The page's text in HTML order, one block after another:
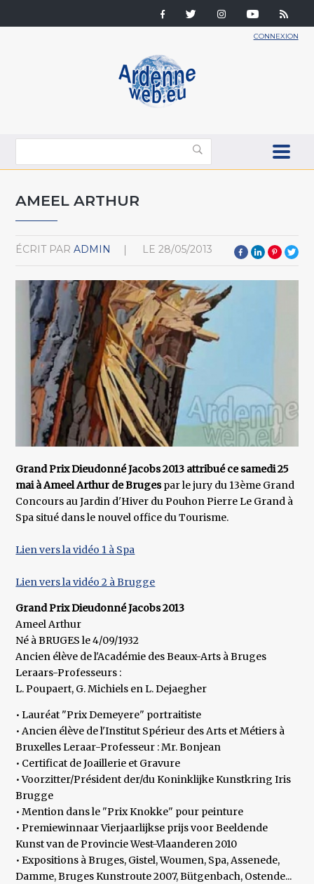
CONNEXION
AMEEL ARTHUR
ÉCRIT PAR ADMIN LE 28/05/2013
Grand Prix Dieudonné Jacobs 2013 attribué ce samedi 25
mai à Ameel Arthur de Brugespar le jury du 13ème Grand
Concours au Jardin d'Hiver du Pouhon Pierre Le Grand à
Spa situé dans le nouvel office du Tourisme.
Lien vers la vidéo 1 à Spa
Lien vers la vidéo 2 à Brugge
Grand Prix Dieudonné Jacobs 2013
Ameel Arthur
Né à BRUGES le 4/09/1932
Ancien élève de l'Académie des Beaux-Arts à Bruges
Leraars-Professeurs :
L. Poupaert, G. Michiels en L. Dejaegher
• Lauréat "Prix Demeyere" portraitiste
• Ancien élève de l'Institut Spérieur des Arts et Métiers à
Bruxelles Leraar-Professeur : Mr. Bonjean
• Certificat de Joaillerie et Gravure
• Voorzitter/Président der/du Koninklijke Kunstkring Iris
Brugge
• Mention dans le "Prix Knokke" pour peinture
• Premiewinnaar Vierjaarlijkse prijs voor Beeldende
Kunst van de Provincie West-Vlaanderen 2010
• Expositions à Bruges, Gistel, Woumen, Spa, Assenede,
Damme, Bruges Kunstroute 2007, Bütgenbach, Ostende...